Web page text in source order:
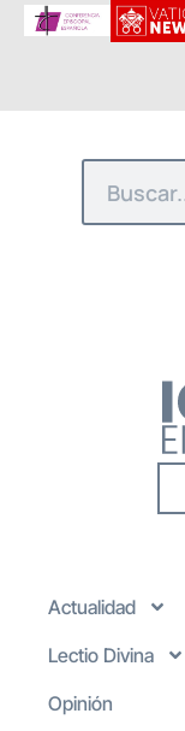
Actualidad
Lectio Divina
Opinión